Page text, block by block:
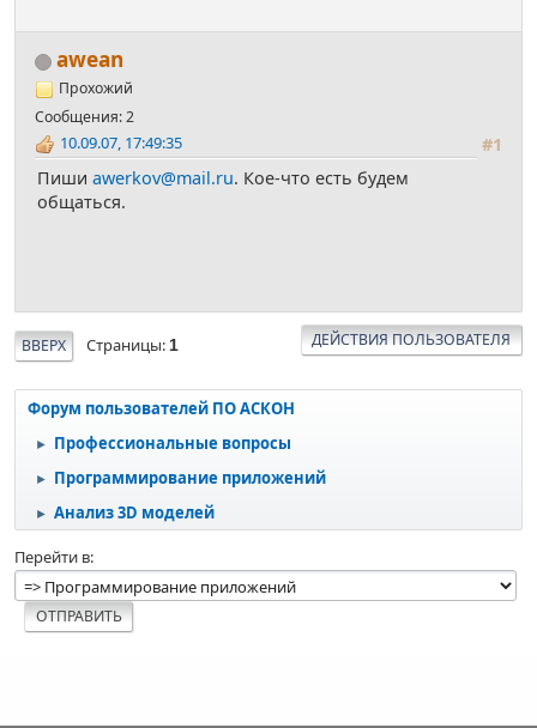
awean
Прохожий
Сообщения: 2
#1
10.09.07, 17:49:35
Пиши awerkov@mail.ru. Кое-что есть будем
общаться.
ВВЕРХ Страницы 1 ДЕЙСТВИЯ ПОЛЬЗОВАТЕЛЯ
Форум пользователей ПО АСКОН
► Профессиональные вопросы
► Программирование приложений
► Анализ 3D моделей
Перейти в